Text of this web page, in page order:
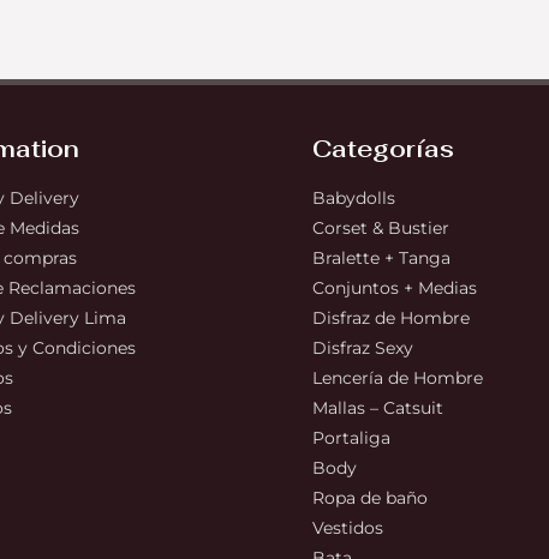
Delivery
Medidas
compras
Reclamaciones
Delivery Lima
y Condiciones
Categorías
Babydolls
Corset & Bustier
Bralette + Tanga
Conjuntos + Medias
Disfraz de Hombre
Disfraz Sexy
Lencería de Hombre
Mallas – Catsuit
Portaliga
Body
Ropa de baño
Vestidos